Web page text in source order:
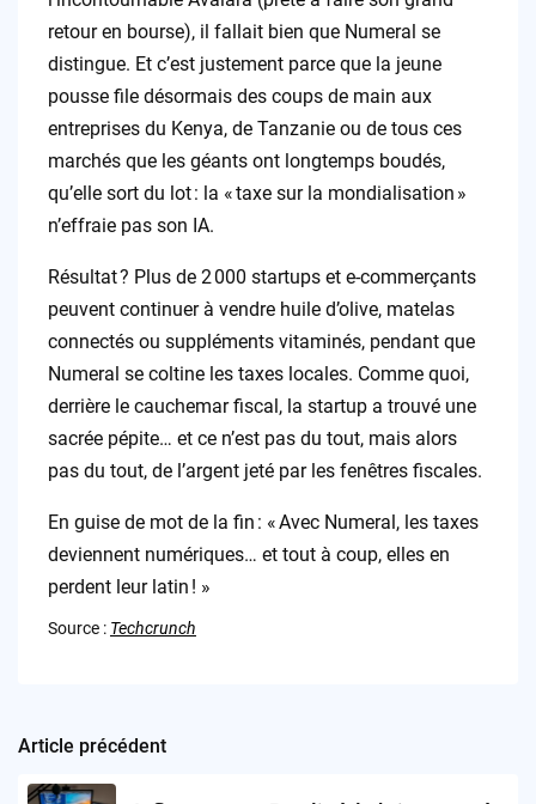
retour en bourse), il fallait bien que Numeral se
distingue. Et c’est justement parce que la jeune
pousse file désormais des coups de main aux
entreprises du Kenya, de Tanzanie ou de tous ces
marchés que les géants ont longtemps boudés,
qu’elle sort du lot : la « taxe sur la mondialisation »
n’effraie pas son IA.
Résultat ? Plus de 2 000 startups et e-commerçants
peuvent continuer à vendre huile d’olive, matelas
connectés ou suppléments vitaminés, pendant que
Numeral se coltine les taxes locales. Comme quoi,
derrière le cauchemar fiscal, la startup a trouvé une
sacrée pépite… et ce n’est pas du tout, mais alors
pas du tout, de l’argent jeté par les fenêtres fiscales.
En guise de mot de la fin : « Avec Numeral, les taxes
deviennent numériques… et tout à coup, elles en
perdent leur latin ! »
Source : Techcrunch
Post
navigation
Article précédent